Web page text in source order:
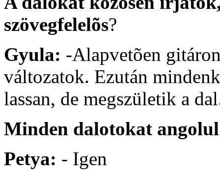
szövegfelelõs?
Gyula: -Alapvetõen
változatok. Ezután
lassan, de megszületik a
Minden dalotokat
Petya: - Igen